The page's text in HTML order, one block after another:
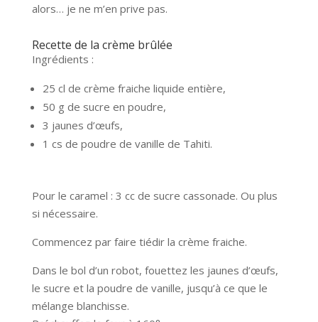
alors… je ne m’en prive pas.
Recette de la crème brûlée
Ingrédients :
25 cl de crème fraiche liquide entière,
50 g de sucre en poudre,
3 jaunes d’œufs,
1 cs de poudre de vanille de Tahiti.
Pour le caramel : 3 cc de sucre cassonade. Ou plus
si nécessaire.
Commencez par faire tiédir la crème fraiche.
Dans le bol d’un robot, fouettez les jaunes d’œufs,
le sucre et la poudre de vanille, jusqu’à ce que le
mélange blanchisse.